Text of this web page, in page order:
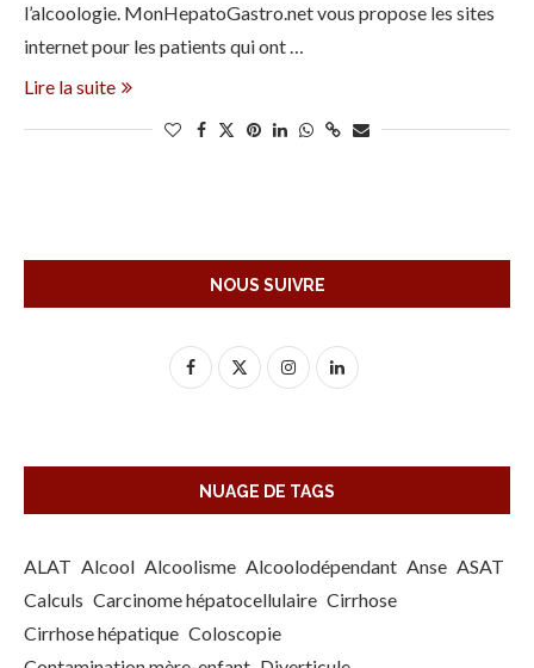
l’alcoologie. MonHepatoGastro.net vous propose les sites
internet pour les patients qui ont …
Lire la suite
NOUS SUIVRE
NUAGE DE TAGS
ALAT Alcool Alcoolisme Alcoolodépendant Anse ASAT
Calculs Carcinome hépatocellulaire Cirrhose
Cirrhose hépatique Coloscopie